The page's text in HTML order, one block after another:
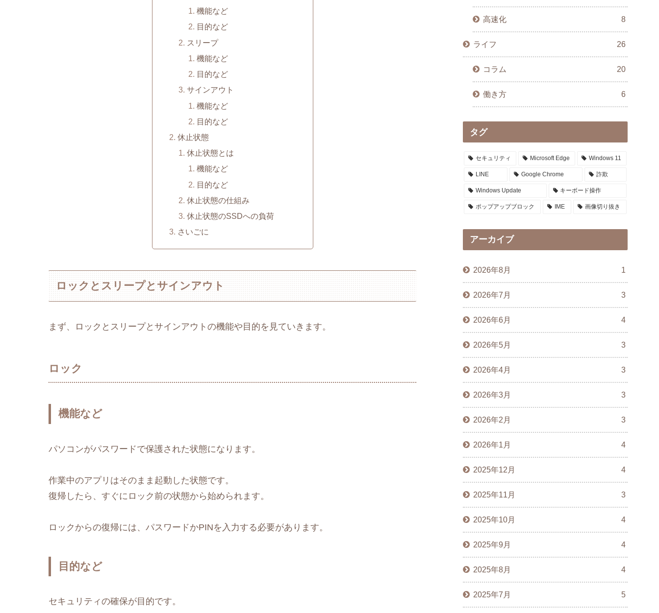
機能など
目的など
スリープ
機能など
目的など
サインアウト
機能など
目的など
休止状態
休止状態とは
機能など
目的など
休止状態の仕組み
休止状態のSSDへの負荷
さいごに
ロックとスリープとサインアウト
まず、ロックとスリープとサインアウトの機能や目的を見ていきます。
ロック
機能など
パソコンがパスワードで保護された状態になります。
作業中のアプリはそのまま起動した状態です。
復帰したら、すぐにロック前の状態から始められます。
ロックからの復帰には、パスワードかPINを入力する必要があります。
目的など
セキュリティの確保が目的です。
高速化 8
ライフ 26
コラム 20
働き方 6
タグ
セキュリティ Microsoft Edge Windows 11
LINE Google Chrome 詐欺
Windows Update キーボード操作
ポップアップブロック IME 画像切り抜き
アーカイブ
2026年8月 1
2026年7月 3
2026年6月 4
2026年5月 3
2026年4月 3
2026年3月 3
2026年2月 3
2026年1月 4
2025年12月 4
2025年11月 3
2025年10月 4
2025年9月 4
2025年8月 4
2025年7月 5